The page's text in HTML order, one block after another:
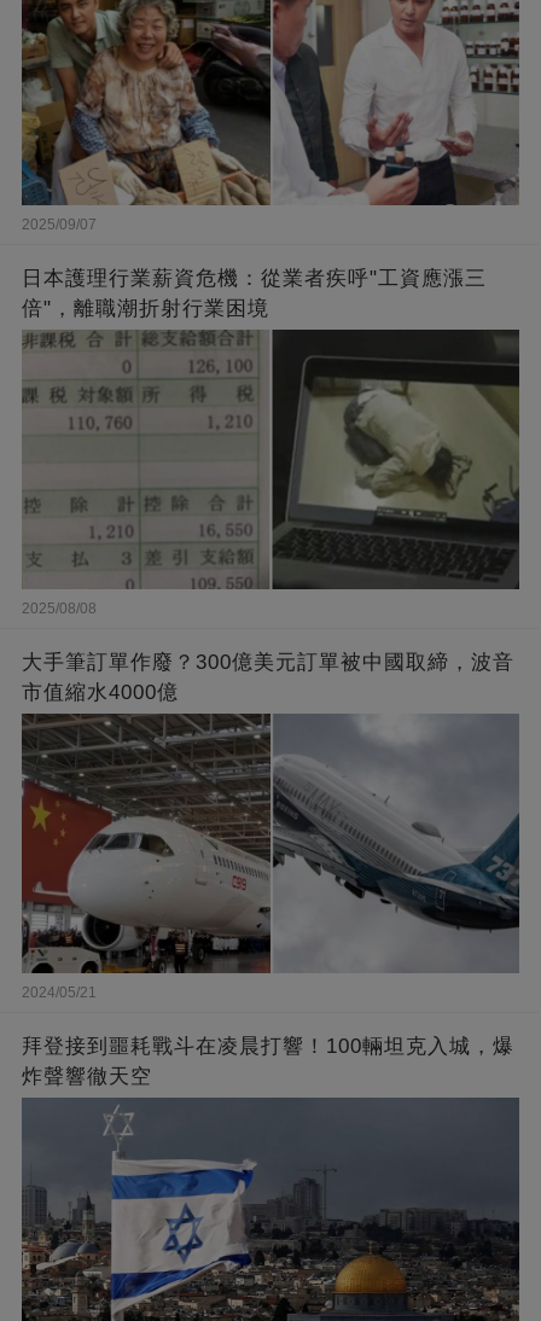
2025/09/07
日本護理行業薪資危機：從業者疾呼"工資應漲三
倍"，離職潮折射行業困境
2025/08/08
大手筆訂單作廢？300億美元訂單被中國取締，波音
市值縮水4000億
2024/05/21
拜登接到噩耗戰斗在凌晨打響！100輛坦克入城，爆
炸聲響徹天空